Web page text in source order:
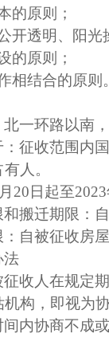
的原则；
开透明、阳光
的原则；
相结合的原则
北一环路以南
：征收范围内
人。
20 日起至
搬迁期限：
自被征收房
法
征收人在规
构，即视为
间内协商不